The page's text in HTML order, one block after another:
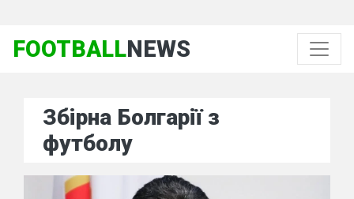
FOOTBALLNEWS
Збірна Болгарії з
футболу